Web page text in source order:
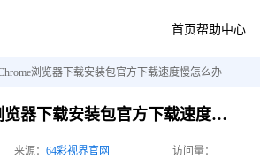
首页帮助中心
浏览器下载安装包官方下载速度慢怎么办
google Chrome浏览器下载安装包官方下载速度慢怎么办
来源： 64彩视界官网 访问量：